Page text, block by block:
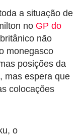
a situação de
no GP do
não
monegasco
posições da
mas espera que
colocações
o